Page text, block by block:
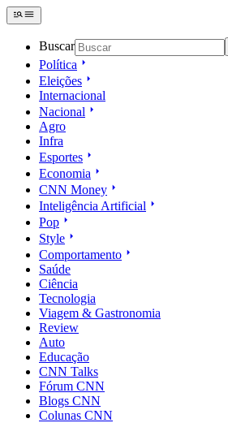
Buscar
Política
Eleições
Internacional
Nacional
Agro
Infra
Esportes
Economia
CNN Money
Inteligência Artificial
Pop
Style
Comportamento
Saúde
Ciência
Tecnologia
Viagem & Gastronomia
Review
Auto
Educação
CNN Talks
Fórum CNN
Blogs CNN
Colunas CNN